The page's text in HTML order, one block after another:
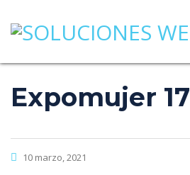
Expomujer 17
10 marzo, 2021